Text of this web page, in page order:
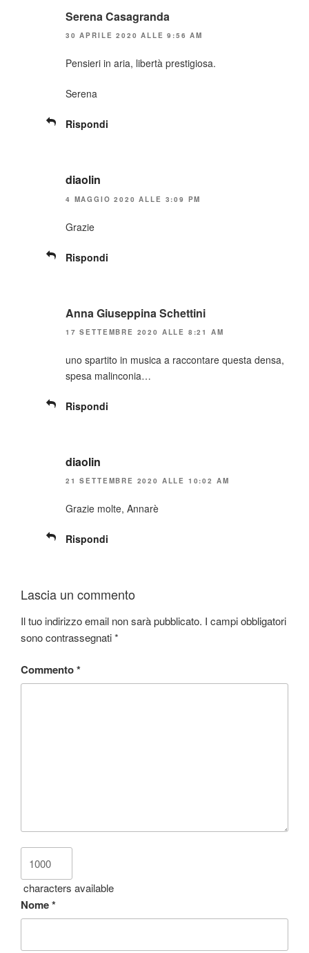
Serena Casagranda
30 APRILE 2020 ALLE 9:56 AM
Pensieri in aria, libertà prestigiosa.
Serena
Rispondi
diaolin
4 MAGGIO 2020 ALLE 3:09 PM
Grazie
Rispondi
Anna Giuseppina Schettini
17 SETTEMBRE 2020 ALLE 8:21 AM
uno spartito in musica a raccontare questa densa,
spesa malinconia…
Rispondi
diaolin
21 SETTEMBRE 2020 ALLE 10:02 AM
Grazie molte, Annarè
Rispondi
Lascia un commento
Il tuo indirizzo email non sarà pubblicato. I campi obbligatori
sono contrassegnati*
Commento*
characters available
Nome*